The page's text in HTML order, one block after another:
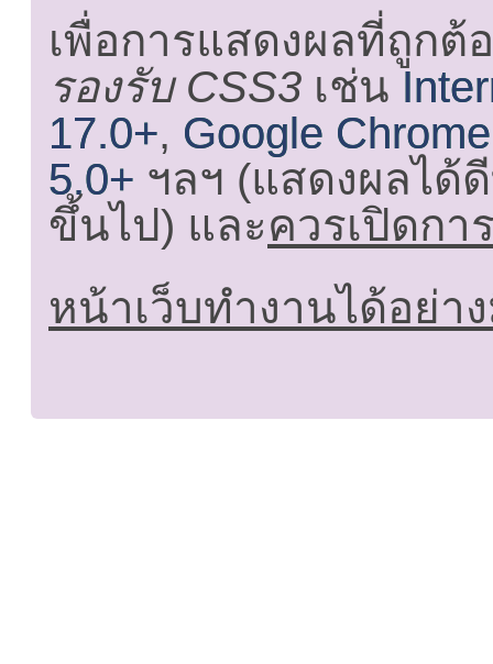
เพื่อการแสดงผลที่ถูกต้
รองรับ CSS3 เช่น
17.0+, Google
5.0+ ฯลฯ (แสดงผลได้
ขึ้นไป) และควรเปิดกา
หน้าเว็บทำงานได้อย่า